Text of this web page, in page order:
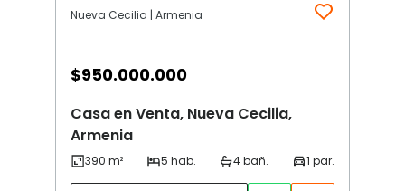
Nueva Cecilia | Armenia
$950.000.000
Casa en Venta, Nueva Cecilia,
Armenia